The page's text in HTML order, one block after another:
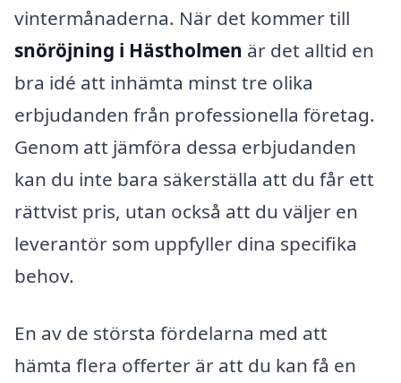
vintermånaderna. När det kommer till
snöröjning i Hästholmen är det alltid en
bra idé att inhämta minst tre olika
erbjudanden från professionella företag.
Genom att jämföra dessa erbjudanden
kan du inte bara säkerställa att du får ett
rättvist pris, utan också att du väljer en
leverantör som uppfyller dina specifika
behov.
En av de största fördelarna med att
hämta flera offerter är att du kan få en